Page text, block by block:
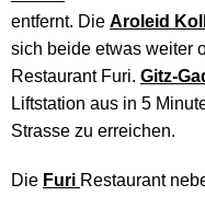
entfernt. Die Aroleid
sich beide etwas weiter
Restaurant Furi. Gitz-
Liftstation aus in 5
Strasse zu erreichen.
Die Furi Restaurant